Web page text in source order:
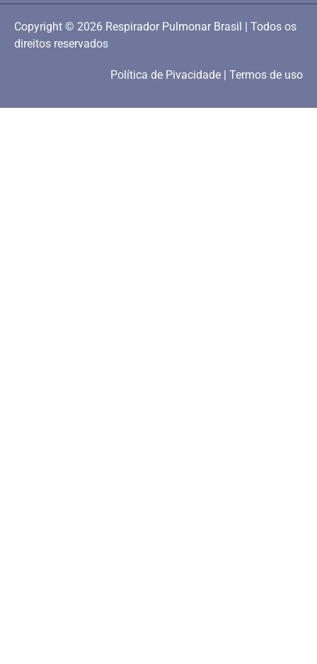
Copyright © 2026 Respirador Pulmonar Brasil | Todos os
direitos reservados
Política de Pivacidade | Termos de uso